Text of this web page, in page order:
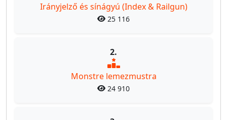
Irányjelző és sínágyú (Index & Railgun)
25 116
2.
Monstre lemezmustra
24 910